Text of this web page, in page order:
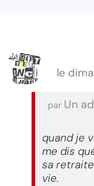
le
par Un
quand je
me dis
sa
vie.